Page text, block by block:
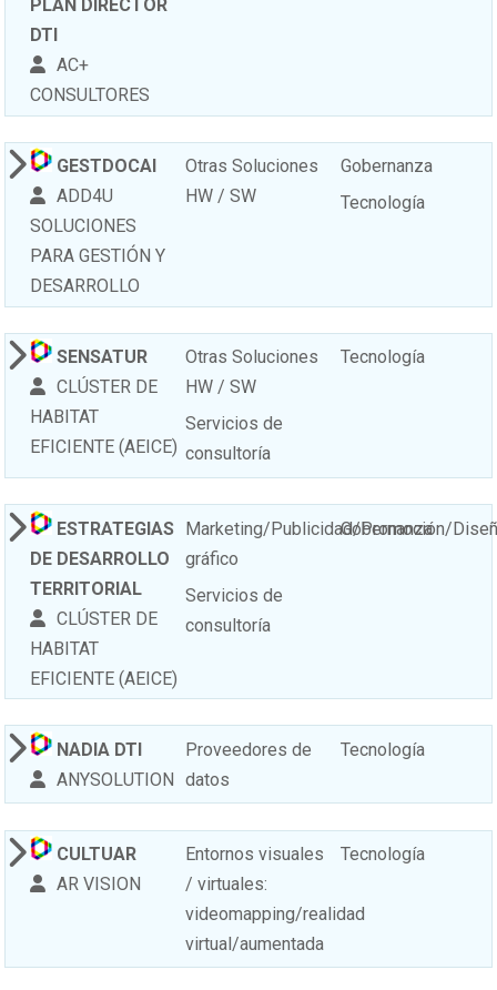
PLAN DIRECTOR
DTI
AC+
CONSULTORES
GESTDOCAI
ADD4U
SOLUCIONES
PARA GESTIÓN Y
DESARROLLO
Otras Soluciones
HW / SW
Gobernanza
Tecnología
SENSATUR
CLÚSTER DE
HABITAT
EFICIENTE (AEICE)
Otras Soluciones
HW / SW
Servicios de
consultoría
Tecnología
ESTRATEGIAS
DE DESARROLLO
TERRITORIAL
CLÚSTER DE
HABITAT
EFICIENTE (AEICE)
Marketing/Publicidad/Promoción/
gráfico
Servicios de
consultoría
Gobernanza
NADIA DTI
ANYSOLUTION
Proveedores de
datos
Tecnología
CULTUAR
AR VISION
Entornos visuales
/ virtuales:
videomapping/realidad
virtual/aumentada
Tecnología